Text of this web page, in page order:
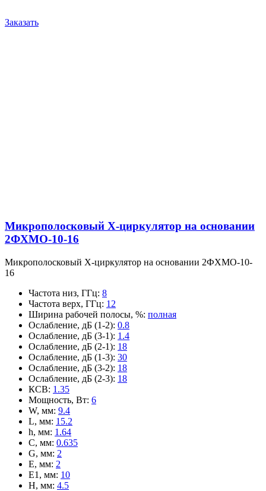
Заказать
Микрополосковый X-циркулятор на основании
2ФХМО-10-16
Микрополосковый X-циркулятор на основании 2ФХМО-10-
16
Частота низ, ГГц: 8
Частота верх, ГГц: 12
Ширина рабочей полосы, %: полная
Ослабление, дБ (1-2): 0.8
Ослабление, дБ (3-1): 1.4
Ослабление, дБ (2-1): 18
Ослабление, дБ (1-3): 30
Ослабление, дБ (3-2): 18
Ослабление, дБ (2-3): 18
КСВ: 1.35
Мощность, Вт: 6
W, мм: 9.4
L, мм: 15.2
h, мм: 1.64
C, мм: 0.635
G, мм: 2
E, мм: 2
E1, мм: 10
H, мм: 4.5